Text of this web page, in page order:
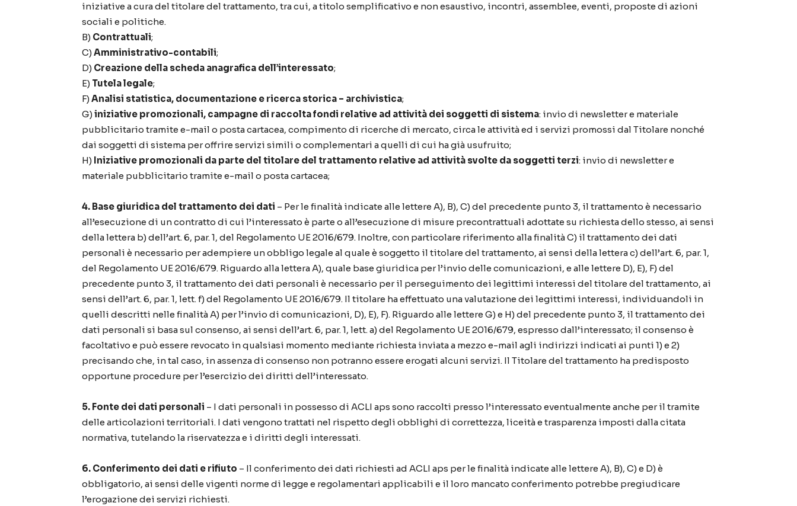
iniziative a cura del titolare del trattamento, tra cui, a titolo semplificativo e non esaustivo, incontri, assemblee, eventi, proposte di azioni
sociali e politiche.
B) Contrattuali;
C) Amministrativo-contabili;
D) Creazione della scheda anagrafica dell’interessato;
E) Tutela legale;
F) Analisi statistica, documentazione e ricerca storica – archivistica;
G) iniziative promozionali, campagne di raccolta fondi relative ad attività dei soggetti di sistema: invio di newsletter e materiale
pubblicitario tramite e-mail o posta cartacea, compimento di ricerche di mercato, circa le attività ed i servizi promossi dal Titolare nonché
dai soggetti di sistema per offrire servizi simili o complementari a quelli di cui ha già usufruito;
H) Iniziative promozionali da parte del titolare del trattamento relative ad attività svolte da soggetti terzi: invio di newsletter e
materiale pubblicitario tramite e-mail o posta cartacea;
4. Base giuridica del trattamento dei dati – Per le finalità indicate alle lettere A), B), C) del precedente punto 3, il trattamento è necessario
all’esecuzione di un contratto di cui l’interessato è parte o all’esecuzione di misure precontrattuali adottate su richiesta dello stesso, ai sensi
della lettera b) dell’art. 6, par. 1, del Regolamento UE 2016/679. Inoltre, con particolare riferimento alla finalità C) il trattamento dei dati
personali è necessario per adempiere un obbligo legale al quale è soggetto il titolare del trattamento, ai sensi della lettera c) dell’art. 6, par. 1,
del Regolamento UE 2016/679. Riguardo alla lettera A), quale base giuridica per l’invio delle comunicazioni, e alle lettere D), E), F) del
precedente punto 3, il trattamento dei dati personali è necessario per il perseguimento dei legittimi interessi del titolare del trattamento, ai
sensi dell’art. 6, par. 1, lett. f) del Regolamento UE 2016/679. Il titolare ha effettuato una valutazione dei legittimi interessi, individuandoli in
quelli descritti nelle finalità A) per l’invio di comunicazioni, D), E), F). Riguardo alle lettere G) e H) del precedente punto 3, il trattamento dei
dati personali si basa sul consenso, ai sensi dell’art. 6, par. 1, lett. a) del Regolamento UE 2016/679, espresso dall’interessato; il consenso è
facoltativo e può essere revocato in qualsiasi momento mediante richiesta inviata a mezzo e-mail agli indirizzi indicati ai punti 1) e 2)
precisando che, in tal caso, in assenza di consenso non potranno essere erogati alcuni servizi. Il Titolare del trattamento ha predisposto
opportune procedure per l’esercizio dei diritti dell’interessato.
5. Fonte dei dati personali – I dati personali in possesso di ACLI aps sono raccolti presso l’interessato eventualmente anche per il tramite
delle articolazioni territoriali. I dati vengono trattati nel rispetto degli obblighi di correttezza, liceità e trasparenza imposti dalla citata
normativa, tutelando la riservatezza e i diritti degli interessati.
6. Conferimento dei dati e rifiuto – Il conferimento dei dati richiesti ad ACLI aps per le finalità indicate alle lettere A), B), C) e D) è
obbligatorio, ai sensi delle vigenti norme di legge e regolamentari applicabili e il loro mancato conferimento potrebbe pregiudicare
l’erogazione dei servizi richiesti.